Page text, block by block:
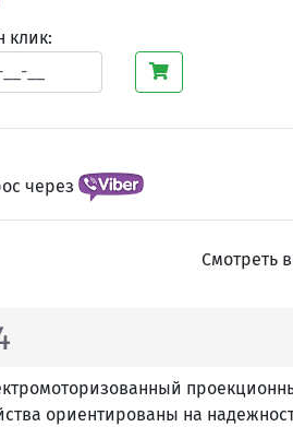
клик:
через
Смотреть
ориентированы на